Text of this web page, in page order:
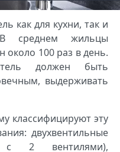
как для кухни, так и
среднем жильцы
около 100 раз в день.
должен быть
выдерживать
классифицируют эту
двухвентильные
с 2 вентилями),